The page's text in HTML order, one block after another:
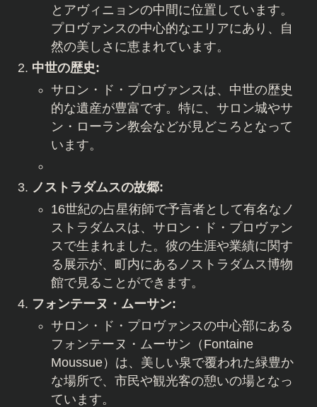
とアヴィニョンの中間に位置しています。
プロヴァンスの中心的なエリアにあり、自
然の美しさに恵まれています。
中世の歴史:
サロン・ド・プロヴァンスは、中世の歴史
的な遺産が豊富です。特に、サロン城やサ
ン・ローラン教会などが見どころとなって
います。
ノストラダムスの故郷:
16世紀の占星術師で予言者として有名なノ
ストラダムスは、サロン・ド・プロヴァン
スで生まれました。彼の生涯や業績に関す
る展示が、町内にあるノストラダムス博物
館で見ることができます。
フォンテーヌ・ムーサン:
サロン・ド・プロヴァンスの中心部にある
フォンテーヌ・ムーサン（Fontaine
Moussue）は、美しい泉で覆われた緑豊か
な場所で、市民や観光客の憩いの場となっ
ています。